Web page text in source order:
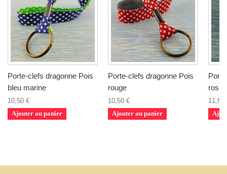
Porte-clefs dragonne Pois
bleu marine
10,50 €
Ajouter au panier
Porte-clefs dragonne Pois
rouge
10,50 €
Ajouter au panier
rose
11,50